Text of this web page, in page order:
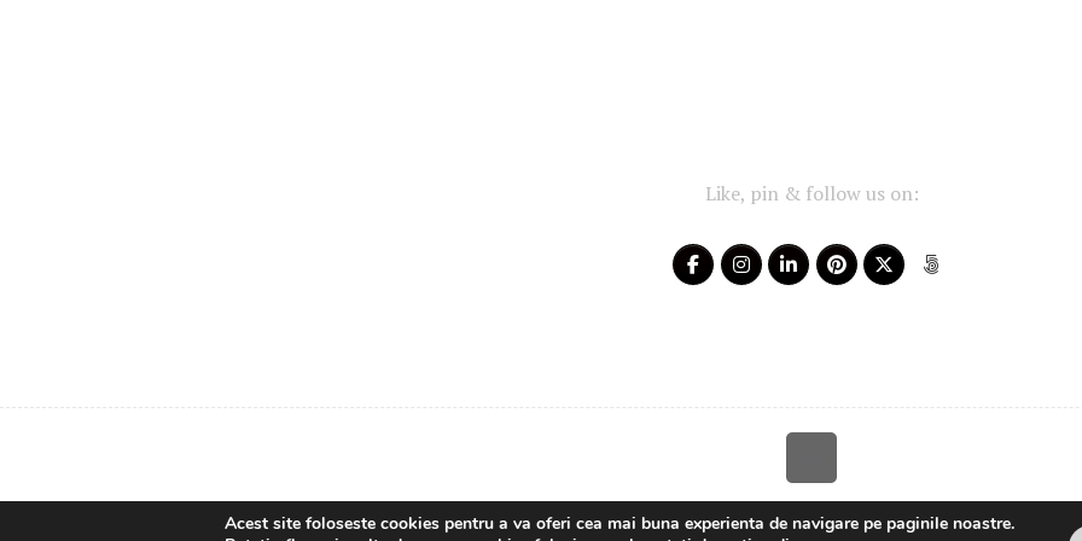
Like, pin & follow us on:
Your-Story 2014 - 2025 ~ All rights reserved
Acest site foloseste cookies pentru a va oferi cea mai buna experienta de navigare pe paginile noastre.